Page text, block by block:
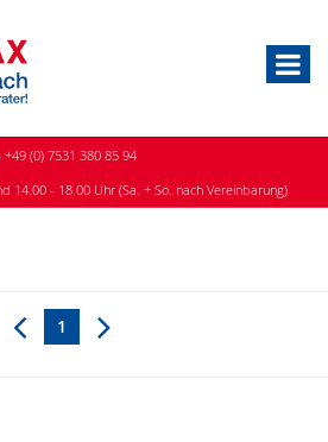
+49 (0) 7531 380 85 94
14.00 - 18.00 Uhr (Sa. + So. nach Vereinbarung)
1